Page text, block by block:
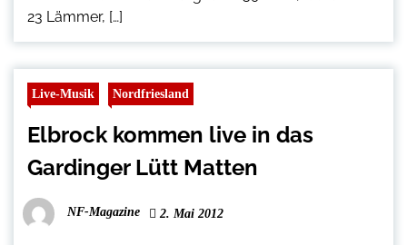
23 Lämmer, […]
Live-Musik Nordfriesland
Elbrock kommen live in das
Gardinger Lütt Matten
NF-Magazine 2. Mai 2012